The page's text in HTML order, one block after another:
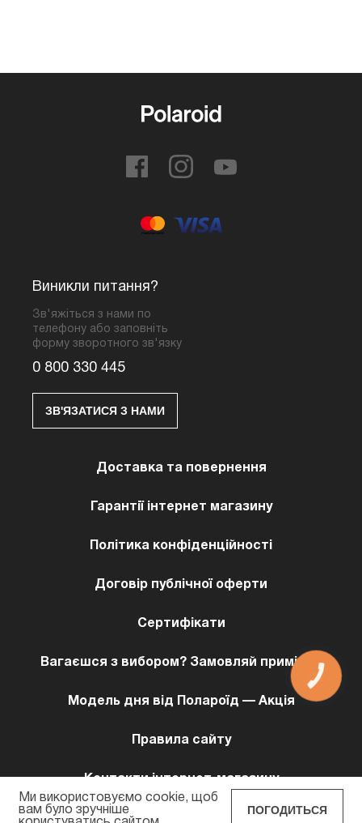
Виникли питання?
Зв'яжіться з нами по
телефону або заповніть
форму зворотного зв'язку
0 800 330 445
ЗВ'ЯЗАТИСЯ З НАМИ
Доставка та повернення
Гарантії інтернет магазину
Політика конфіденційності
Договір публічної оферти
Сертифікати
Вагаєшся з вибором? Замовляй примірку!
Модель дня від Полароїд — Акція
Правила сайту
Контакти інтернет-магазину
Ми використовуємо cookie, щоб
вам було зручніше
ПОГОДИТЬСЯ
КНОПКА
ЗВ'ЯЗКУ